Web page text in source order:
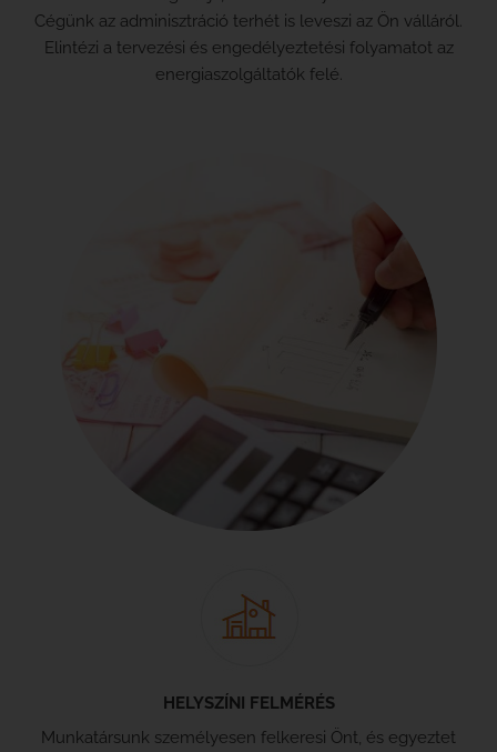
Cégünk az adminisztráció terhét is leveszi az Ön válláról.
Elintézi a tervezési és engedélyeztetési folyamatot az
energiaszolgáltatók felé.
HELYSZÍNI FELMÉRÉS
Munkatársunk személyesen felkeresi Önt, és egyeztet